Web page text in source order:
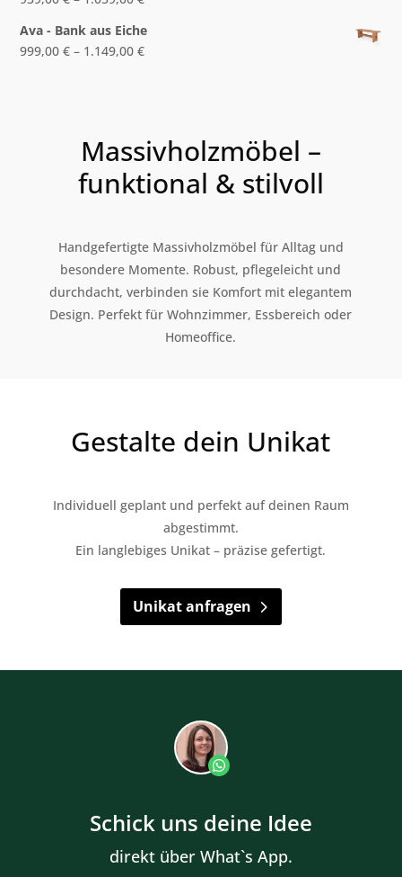
Ava - Bank aus Eiche
999,00€ – 1.149,00€
Massivholzmöbel –
funktional & stilvoll
Handgefertigte Massivholzmöbel für Alltag und
besondere Momente. Robust, pflegeleicht und
durchdacht, verbinden sie Komfort mit elegantem
Design. Perfekt für Wohnzimmer, Essbereich oder
Homeoffice.
Gestalte dein Unikat
Individuell geplant und perfekt auf deinen Raum
abgestimmt.
Ein langlebiges Unikat – präzise gefertigt.
Unikat anfragen
Schick uns deine Idee
direkt über What`s App.